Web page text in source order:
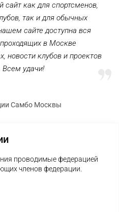
как для спортсменов,
так и для обычных
сайте доступна вся
в Москве
новости клубов и проектов
удачи!
Самбо Москвы
проводимые федерацией
членов федерации.